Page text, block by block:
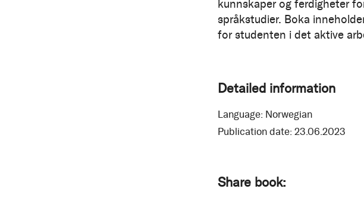
kunnskaper og ferdigheter
språkstudier. Boka
for studenten i det aktive
Detailed information
Language: Norwegian
Publication date: 23.06.2023
Share book: